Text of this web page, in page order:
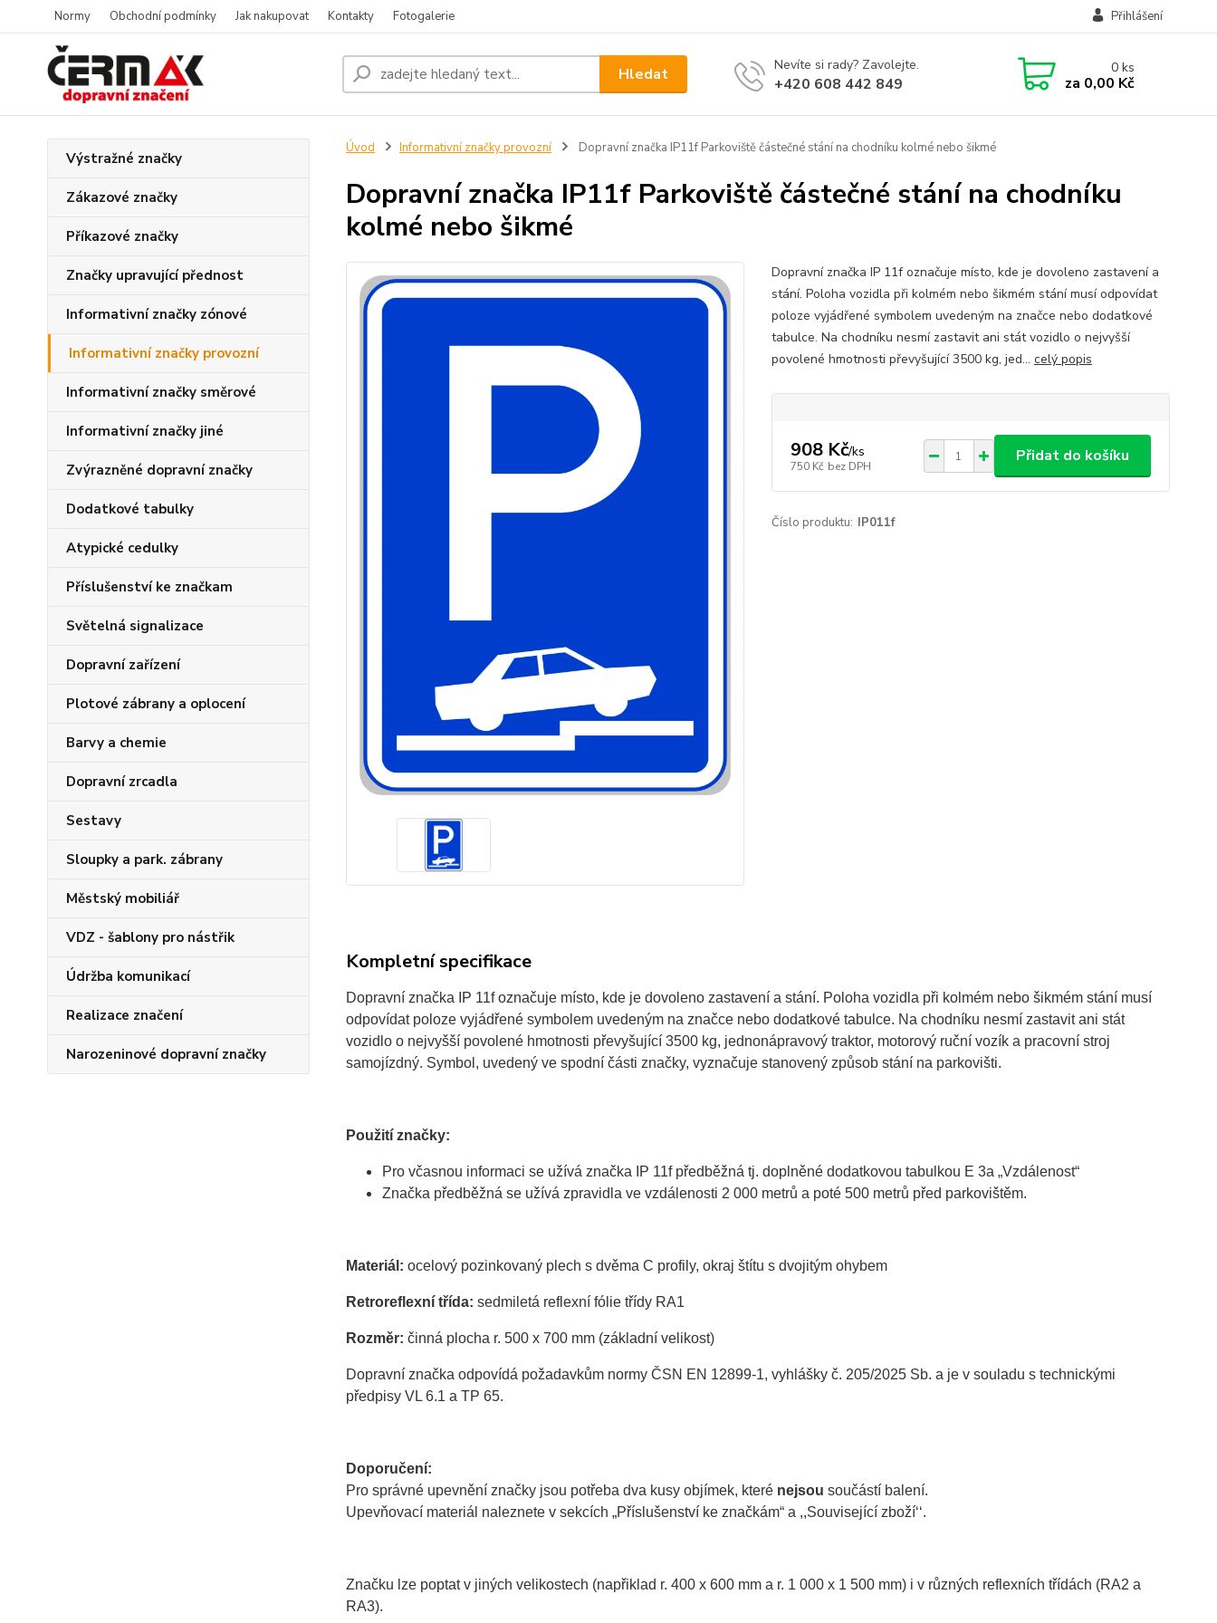
Normy Obchodní podmínky Jak nakupovat Kontakty Fotogalerie Přihlášení
Hledat Nevíte si rady? Zavolejte.
+420 608 442 849
0ks
za 0,00 Kč
Výstražné značky
Zákazové značky
Příkazové značky
Značky upravující přednost
Informativní značky zónové
Informativní značky provozní
Informativní značky směrové
Informativní značky jiné
Zvýrazněné dopravní značky
Dodatkové tabulky
Atypické cedulky
Příslušenství ke značkam
Světelná signalizace
Dopravní zařízení
Plotové zábrany a oplocení
Barvy a chemie
Dopravní zrcadla
Sestavy
Sloupky a park. zábrany
Městský mobiliář
VDZ - šablony pro nástřik
Údržba komunikací
Realizace značení
Narozeninové dopravní značky
Úvod Informativní značky provozní Dopravní značka IP11f Parkoviště částečné stání na chodníku kolmé nebo šikmé
Dopravní značka IP11f Parkoviště částečné stání na chodníku
kolmé nebo šikmé
Dopravní značka IP 11f označuje místo, kde je dovoleno zastavení a
stání. Poloha vozidla při kolmém nebo šikmém stání musí odpovídat
poloze vyjádřené symbolem uvedeným na značce nebo dodatkové
tabulce. Na chodníku nesmí zastavit ani stát vozidlo o nejvyšší
povolené hmotnosti převyšující 3500 kg, jed... celý popis
908 Kč/ks
750 Kč bez DPH
Přidat do košíku
Číslo produktu: IP011f
Kompletní specifikace
Dopravní značka IP 11f označuje místo, kde je dovoleno zastavení a stání. Poloha vozidla při kolmém nebo šikmém stání musí
odpovídat poloze vyjádřené symbolem uvedeným na značce nebo dodatkové tabulce. Na chodníku nesmí zastavit ani stát
vozidlo o nejvyšší povolené hmotnosti převyšující 3500 kg, jednonápravový traktor, motorový ruční vozík a pracovní stroj
samojízdný. Symbol, uvedený ve spodní části značky, vyznačuje stanovený způsob stání na parkovišti.
Použití značky:
Pro včasnou informaci se užívá značka IP 11f předběžná tj. doplněné dodatkovou tabulkou E 3a „Vzdálenost“
Značka předběžná se užívá zpravidla ve vzdálenosti 2 000 metrů a poté 500 metrů před parkovištěm.
Materiál: ocelový pozinkovaný plech s dvěma C profily, okraj štítu s dvojitým ohybem
Retroreflexní třída: sedmiletá reflexní fólie třídy RA1
Rozměr: činná plocha r. 500 x 700 mm (základní velikost)
Dopravní značka odpovídá požadavkům normy ČSN EN 12899-1, vyhlášky č. 205/2025 Sb. a je v souladu s technickými
předpisy VL 6.1 a TP 65.
Doporučení:
Pro správné upevnění značky jsou potřeba dva kusy objímek, které nejsou součástí balení.
Upevňovací materiál naleznete v sekcích „Příslušenství ke značkám“ a ,,Související zboží‘‘.
Značku lze poptat v jiných velikostech (napřiklad r. 400 x 600 mm a r. 1 000 x 1 500 mm) i v různých reflexních třídách (RA2 a
RA3).